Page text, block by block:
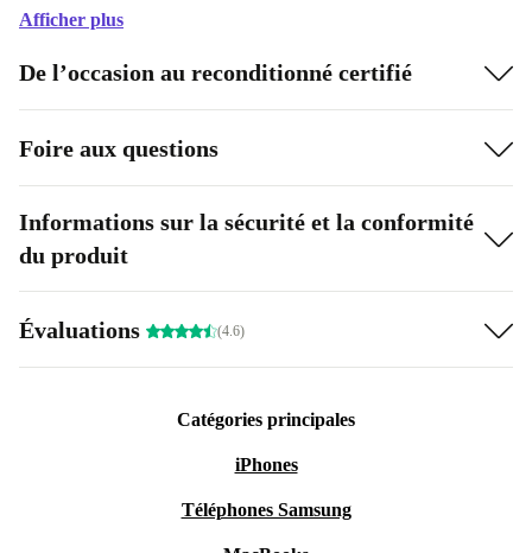
Afficher plus
De l’occasion au reconditionné certifié
Foire aux questions
Informations sur la sécurité et la conformité
du produit
Évaluations (4.6)
Catégories principales
iPhones
Téléphones Samsung